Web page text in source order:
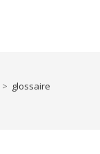
> glossaire